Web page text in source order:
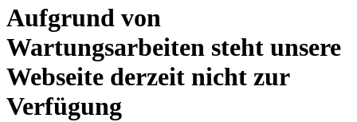
Aufgrund von
Wartungsarbeiten steht unsere
Webseite derzeit nicht zur
Verfügung